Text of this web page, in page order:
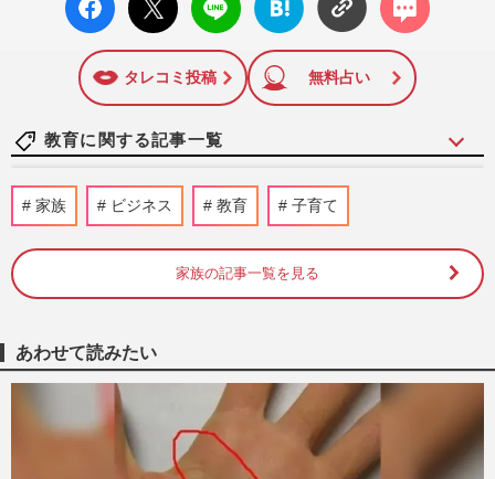
ok い
ト
ブック
に追加
ト
タレコミ投稿 無料占い
教育に関する記事一覧
《あの元女性政治家は、今》井脇ノブ子さ
ん「私には子どもが5万人いる」体重38kg
週刊女性2026年8月11日号 5時間前
破「共働きで子供2人は無理ゲー」母親た
ちの“限界の声”噴出す…
週刊女性PRIME
《最新ラン活事情》入学1年前に購入は当
家族 ビジネス 教育 子育て
家族の記事一覧を見る
あわせて読みたい